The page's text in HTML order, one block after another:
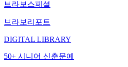
브라보스페셜
브라보리포트
DIGITAL LIBRARY
50+ 시니어 신춘문예